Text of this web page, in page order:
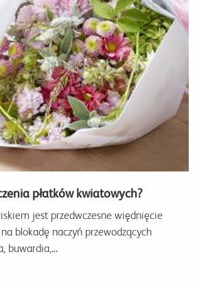
płatków kwiatowych?
jest przedwczesne więdnięcie
blokadę naczyń przewodzących
buwardia,...